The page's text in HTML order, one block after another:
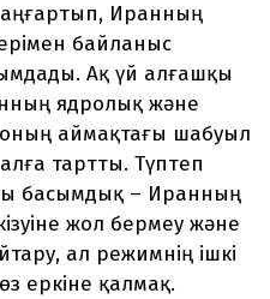
Иранның
байланыс
Ақ үй алғашқы
ядролық және
оның аймақтағы шабуыл
тартты. Түптеп
басымдық – Иранның
жол бермеу және
ал режимнің ішкі
еркіне қалмақ.